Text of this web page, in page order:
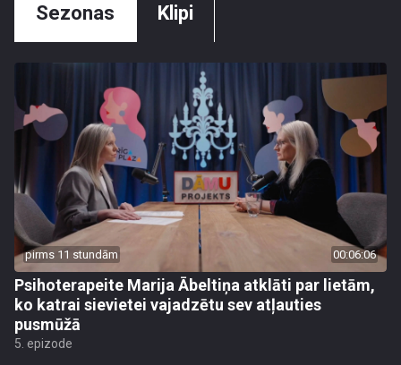
Sezonas Klipi
pirms 11 stundām 00:06:06
Psihoterapeite Marija Ābeltiņa atklāti par lietām,
ko katrai sievietei vajadzētu sev atļauties
pusmūžā
5. epizode